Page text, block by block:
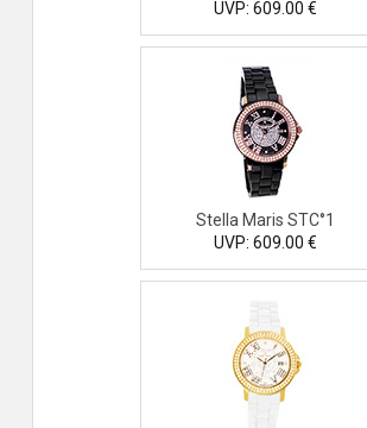
UVP: 609.00 €
Stella Maris STC°1
UVP: 609.00 €